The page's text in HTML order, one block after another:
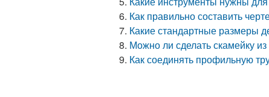
Как правильно составить
Какие стандартные размеры
Можно ли сделать скамейку
Как соединять профильную